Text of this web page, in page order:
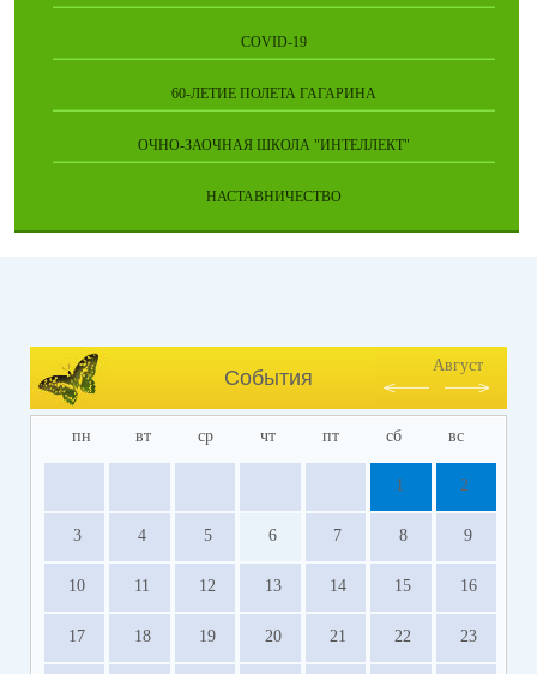
COVID-19
60-ЛЕТИЕ ПОЛЕТА ГАГАРИНА
ОЧНО-ЗАОЧНАЯ ШКОЛА "ИНТЕЛЛЕКТ"
НАСТАВНИЧЕСТВО
События
Август
пн вт ср чт пт сб вс
1 2
3 4 5 6 7 8 9
10 11 12 13 14 15 16
17 18 19 20 21 22 23